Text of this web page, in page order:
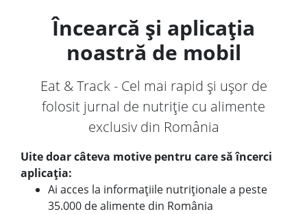
Încearcă și aplicația
noastră de mobil
Eat & Track - Cel mai rapid și ușor de
folosit jurnal de nutriție cu alimente
exclusiv din România
Uite doar câteva motive pentru care să încerci
aplicația:
Ai acces la informațiile nutriționale a peste
35.000 de alimente din România